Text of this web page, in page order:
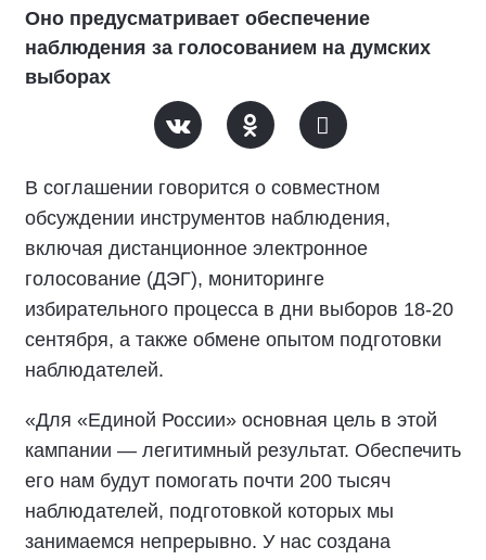
Оно предусматривает обеспечение
наблюдения за голосованием на думских
выборах
В соглашении говорится о совместном
обсуждении инструментов наблюдения,
включая дистанционное электронное
голосование (ДЭГ), мониторинге
избирательного процесса в дни выборов 18-20
сентября, а также обмене опытом подготовки
наблюдателей.
«Для «Единой России» основная цель в этой
кампании — легитимный результат. Обеспечить
его нам будут помогать почти 200 тысяч
наблюдателей, подготовкой которых мы
занимаемся непрерывно. У нас создана